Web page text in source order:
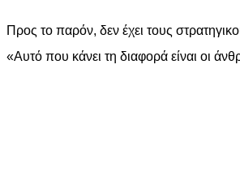
Προς το παρόν, δεν έχει τους
«Αυτό που κάνει τη διαφορά είναι οι